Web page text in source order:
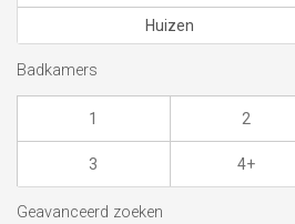
Huizen
Badkamers
1 2
3 4+
Geavanceerd zoeken